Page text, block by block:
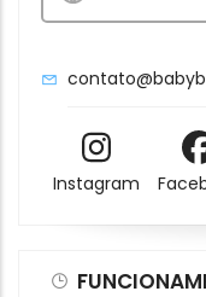
Instagram